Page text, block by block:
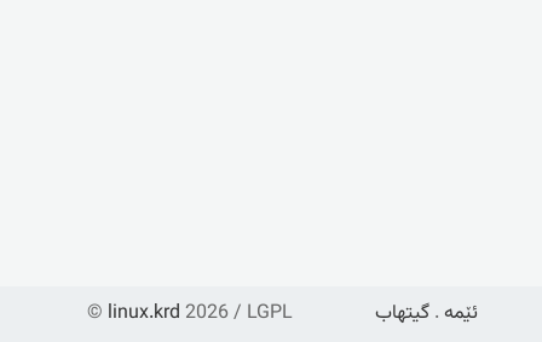
© linux.krd 2026 / LGPL ئێمە . گیتهاب